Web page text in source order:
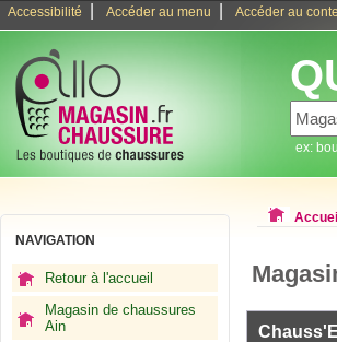
Accessibilité Accéder au menu Accéder au
ex:
NAVIGATION
Retour à l'accueil
Magasin de chaussures
Ain
Accueil